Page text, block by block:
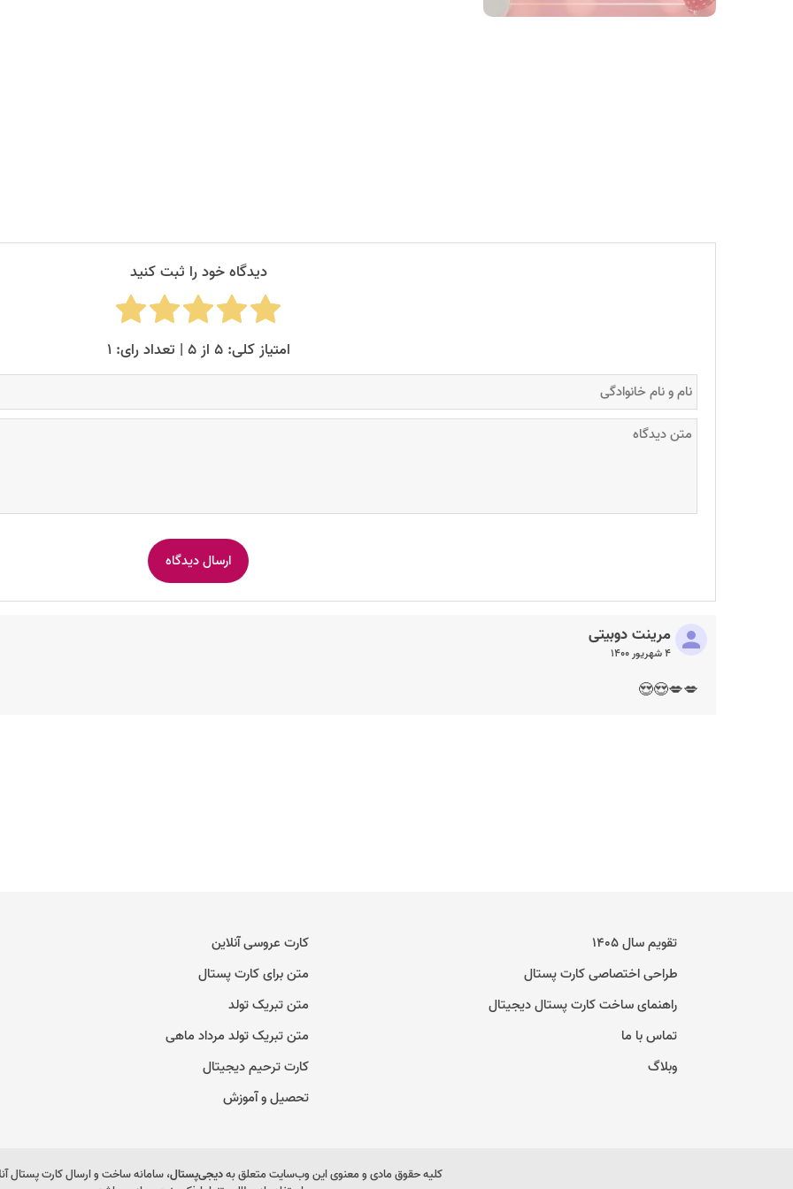
دیدگاه خود را ثبت کنید
امتیاز کلی: ۵ از ۵ | تعداد رای: ۱
مرینت دوبیتی
۴ شهریور ۱۴۰۰
💋💋😍😍
تقویم سال ۱۴۰۵
طراحی اختصاصی کارت پستال
راهنمای ساخت کارت پستال دیجیتال
تماس با ما
وبلاگ
کارت عروسی آنلاین
متن برای کارت پستال
متن تبریک تولد
متن تبریک تولد مرداد ماهی
کارت ترحیم دیجیتال
تحصیل و آموزش
کلیه حقوق مادی و معنوی این وب‌سایت متعلق بهدیجی‌پستال، سامانه ساخت و ارسال کارت پستال